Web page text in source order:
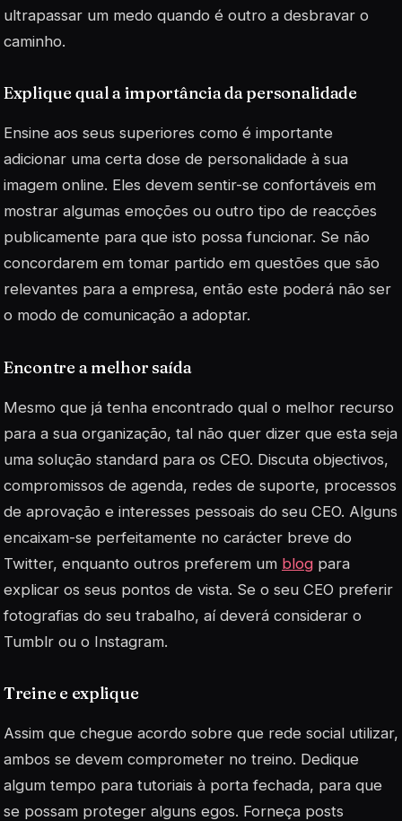
ultrapassar um medo quando é outro a desbravar o
caminho.
Explique qual a importância da personalidade
Ensine aos seus superiores como é importante
adicionar uma certa dose de personalidade à sua
imagem online. Eles devem sentir-se confortáveis em
mostrar algumas emoções ou outro tipo de reacções
publicamente para que isto possa funcionar. Se não
concordarem em tomar partido em questões que são
relevantes para a empresa, então este poderá não ser
o modo de comunicação a adoptar.
Encontre a melhor saída
Mesmo que já tenha encontrado qual o melhor recurso
para a sua organização, tal não quer dizer que esta seja
uma solução standard para os CEO. Discuta objectivos,
compromissos de agenda, redes de suporte, processos
de aprovação e interesses pessoais do seu CEO. Alguns
encaixam-se perfeitamente no carácter breve do
Twitter, enquanto outros preferem um blog para
explicar os seus pontos de vista. Se o seu CEO preferir
fotografias do seu trabalho, aí deverá considerar o
Tumblr ou o Instagram.
Treine e explique
Assim que chegue acordo sobre que rede social utilizar,
ambos se devem comprometer no treino. Dedique
algum tempo para tutoriais à porta fechada, para que
se possam proteger alguns egos. Forneça posts